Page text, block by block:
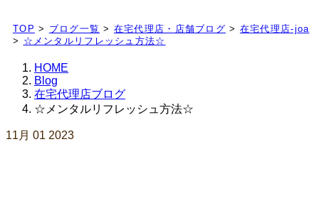
日々、ブログを更新中！
TOP > ブログ一覧 > 在宅代理店・店舗ブログ > 在宅代理店-joa
> ☆メンタルリフレッシュ方法☆
HOME
Blog
在宅代理店ブログ
☆メンタルリフレッシュ方法☆
11月 01 2023